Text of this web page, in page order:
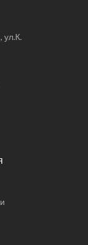
ул.К.